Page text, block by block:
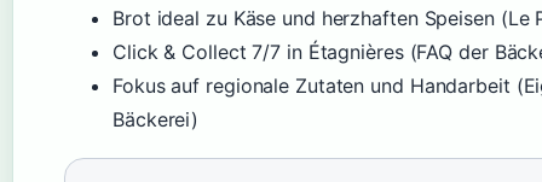
Brot ideal zu Käse und herzhaften Speisen (Le
Click & Collect 7/7 in Étagnières (FAQ der
Fokus auf regionale Zutaten und Handarbeit
Bäckerei)